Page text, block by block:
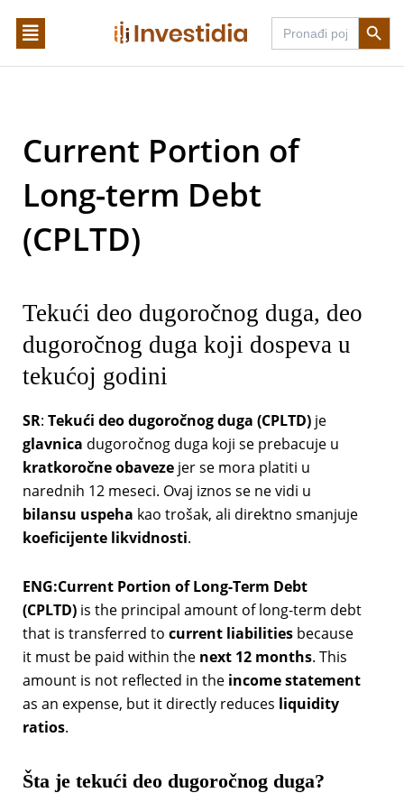
Search
for:
Search
Current Portion of
Long-term Debt
(CPLTD)
Tekući deo dugoročnog duga, deo
dugoročnog duga koji dospeva u
tekućoj godini
SR: Tekući deo dugoročnog duga (CPLTD)je
glavnica dugoročnog duga koji se prebacuje u
kratkoročne obavezejer se mora platiti u
narednih 12 meseci. Ovaj iznos se ne vidi u
bilansu uspeha kao trošak, ali direktno smanjuje
koeficijente likvidnosti.
ENG:Current Portion of Long-Term Debt
(CPLTD)is the principal amount of long-term debt
that is transferred to current liabilitiesbecause
it must be paid within the next 12 months. This
amount is not reflected in the income statement
as an expense, but it directly reduces liquidity
ratios.
Šta je tekući deo dugoročnog duga?